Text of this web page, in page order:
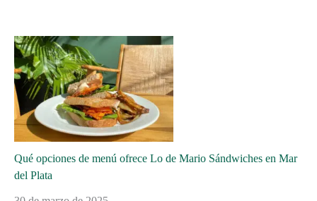
Qué opciones de menú ofrece Lo de Mario Sándwiches en Mar
del Plata